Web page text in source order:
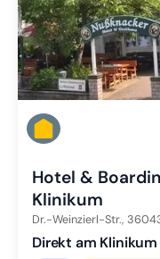
Hotel &
Klinikum
Dr.-Weinzierl-Str.,
Direkt am